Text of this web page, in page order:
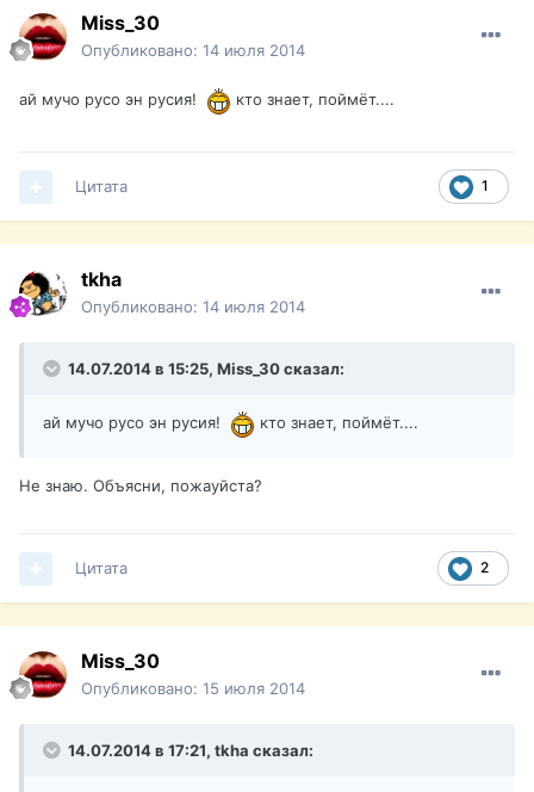
Miss_30
Опубликовано: 14 июля 2014
ай мучо русо эн русия! кто знает, поймёт....
1
Цитата
tkha
Опубликовано: 14 июля 2014
14.07.2014 в 15:25, Miss_30 сказал:
ай мучо русо эн русия! кто знает, поймёт....
Не знаю. Объясни, пожауйста?
2
Цитата
Miss_30
Опубликовано: 15 июля 2014
14.07.2014 в 17:21, tkha сказал: